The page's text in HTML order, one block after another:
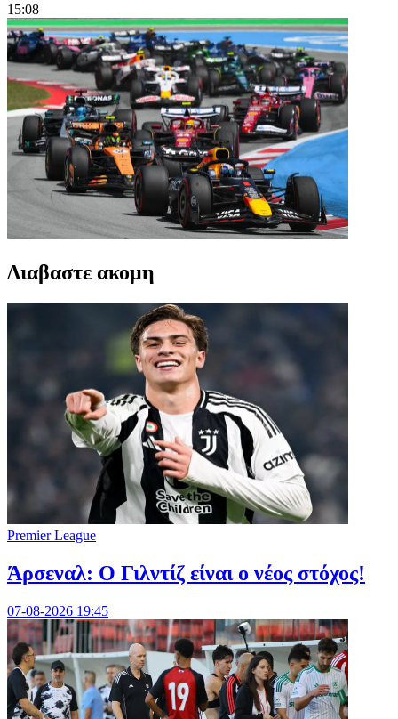
15:08
Διαβαστε ακομη
Premier League
Άρσεναλ: Ο Γιλντίζ είναι ο νέος στόχος!
07-08-2026 19:45